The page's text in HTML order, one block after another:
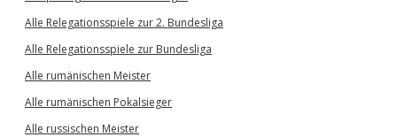
Alle Relegationsspiele zur 2. Bundesliga
Alle Relegationsspiele zur Bundesliga
Alle rumänischen Meister
Alle rumänischen Pokalsieger
Alle russischen Meister